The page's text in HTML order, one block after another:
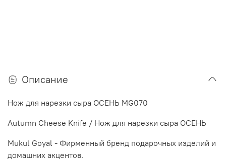
Описание
Нож для нарезки сыра ОСЕНЬ MG070
Autumn Cheese Knife / Нож для нарезки сыра ОСЕНЬ
Mukul Goyal - Фирменный бренд подарочных изделий и
домашних акцентов.